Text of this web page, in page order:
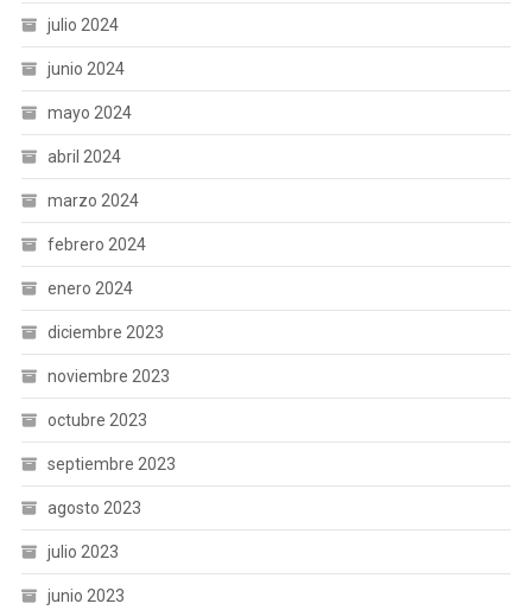
julio 2024
junio 2024
mayo 2024
abril 2024
marzo 2024
febrero 2024
enero 2024
diciembre 2023
noviembre 2023
octubre 2023
septiembre 2023
agosto 2023
julio 2023
junio 2023